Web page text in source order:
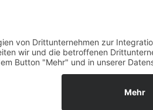
moin@moondesign.de
Schreibe uns auf WhatsApp